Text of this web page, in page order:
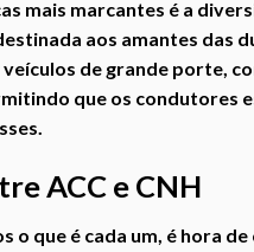
mais marcantes é a
aos amantes das
de grande porte,
que os condutores
ACC e CNH
o que é cada um, é hora